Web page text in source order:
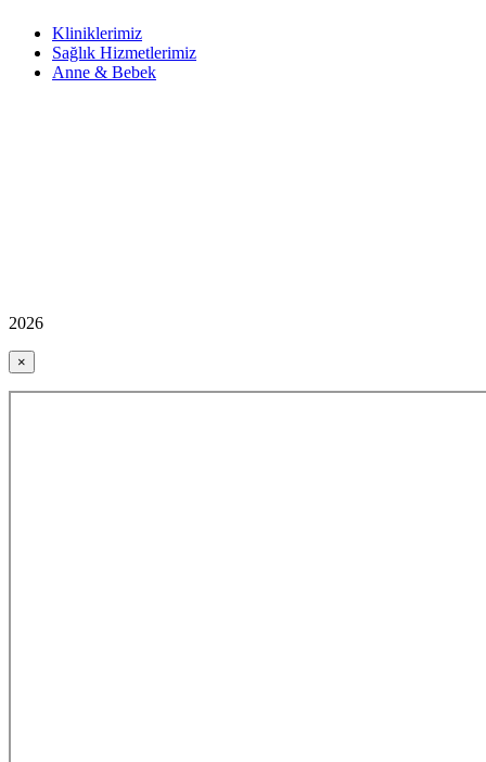
Kliniklerimiz
Sağlık Hizmetlerimiz
Anne & Bebek
2026
×